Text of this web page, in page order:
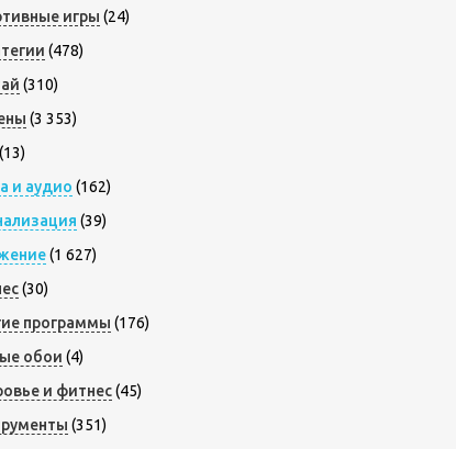
игры (24)
(478)
(310)
(3 353)
(13)
и аудио (162)
(39)
(1 627)
(30)
программы (176)
обои (4)
и фитнес(45)
(351)